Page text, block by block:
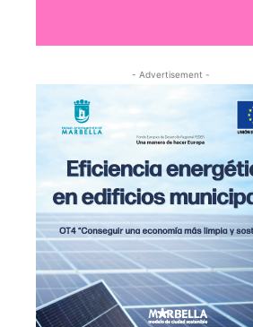
- Advertisement -